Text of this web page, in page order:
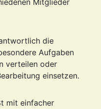
Mitglieder
die
Aufgaben
verteilen oder
einsetzen.
mit einfacher